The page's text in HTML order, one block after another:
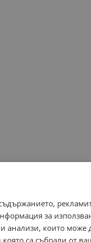
за
анализи, които може
са събрали от